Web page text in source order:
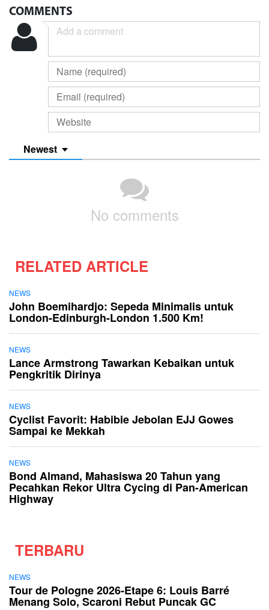
COMMENTS
Newest
No comments
RELATED ARTICLE
NEWS
John Boemihardjo: Sepeda Minimalis untuk
London-Edinburgh-London 1.500 Km!
NEWS
Lance Armstrong Tawarkan Kebaikan untuk
Pengkritik Dirinya
NEWS
Cyclist Favorit: Habibie Jebolan EJJ Gowes
Sampai ke Mekkah
NEWS
Bond Almand, Mahasiswa 20 Tahun yang
Pecahkan Rekor Ultra Cycing di Pan-American
Highway
TERBARU
NEWS
Tour de Pologne 2026-Etape 6: Louis Barré
Menang Solo, Scaroni Rebut Puncak GC